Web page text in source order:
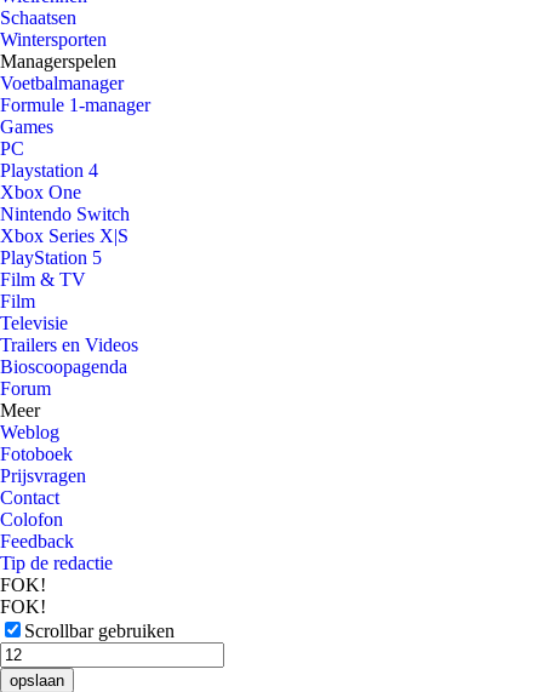
Schaatsen
Wintersporten
Managerspelen
Voetbalmanager
Formule 1-manager
Games
PC
Playstation 4
Xbox One
Nintendo Switch
Xbox Series X|S
PlayStation 5
Film & TV
Film
Televisie
Trailers en Videos
Bioscoopagenda
Forum
Meer
Weblog
Fotoboek
Prijsvragen
Contact
Colofon
Feedback
Tip de redactie
FOK!
FOK!
Scrollbar gebruiken
opslaan